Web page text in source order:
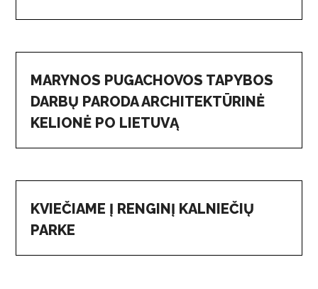
MARYNOS PUGACHOVOS TAPYBOS
DARBŲ PARODA ARCHITEKTŪRINĖ
KELIONĖ PO LIETUVĄ
KVIEČIAME Į RENGINĮ KALNIEČIŲ
PARKE